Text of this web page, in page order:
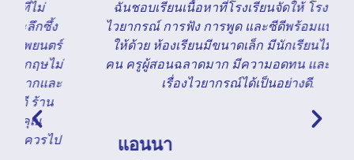
ฉันชอบเรียนเนื้อหาที่โรงเรียนจัดให้ โรงเรียนมี
ไวยากรณ์ การฟัง การพูด และซีดีพร้อมแบบฝึกหัด
ให้ด้วย ห้องเรียนมีขนาดเล็ก มีนักเรียนไม่เกิน 6
คน ครูผู้สอนฉลาดมาก มีความอดทน และช่วยฉัน
เรื่องไวยากรณ์ได้เป็นอย่างดี.
แอนนา